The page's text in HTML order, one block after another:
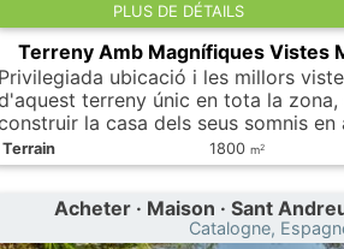
PLUS DE DÉTAILS
Terreny Amb Magnífiques Vistes
ubicació i les millors
terreny únic en tota la
la casa dels seus somnis en
Terrain 1800 m2
Acheter · Maison · Sant
Catalogne,